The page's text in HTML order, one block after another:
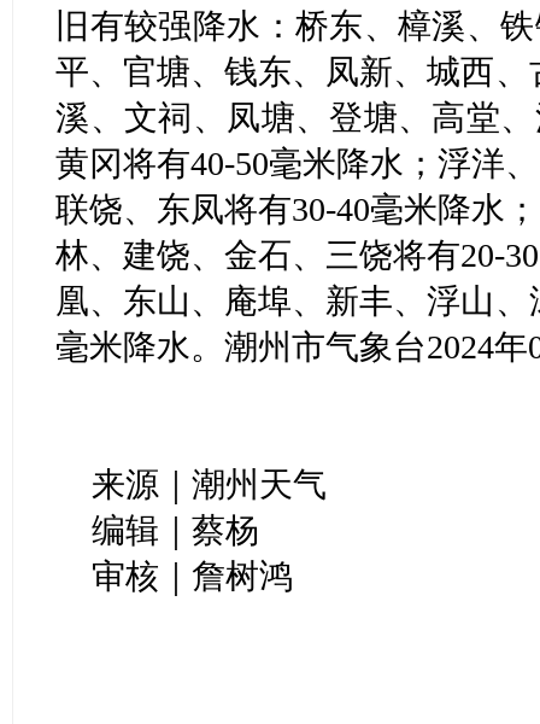
旧有较强降水：桥东、樟溪、
平、官塘、钱东、凤新、城西
溪、文祠、凤塘、登塘、高堂
黄冈将有40-50毫米降水；浮洋
联饶、东凤将有30-40毫米降水
林、建饶、金石、三饶将有20-
凰、东山、庵埠、新丰、浮山
毫米降水。潮州市气象台2024年
来源｜潮州天气
编辑｜蔡杨
审核｜詹树鸿